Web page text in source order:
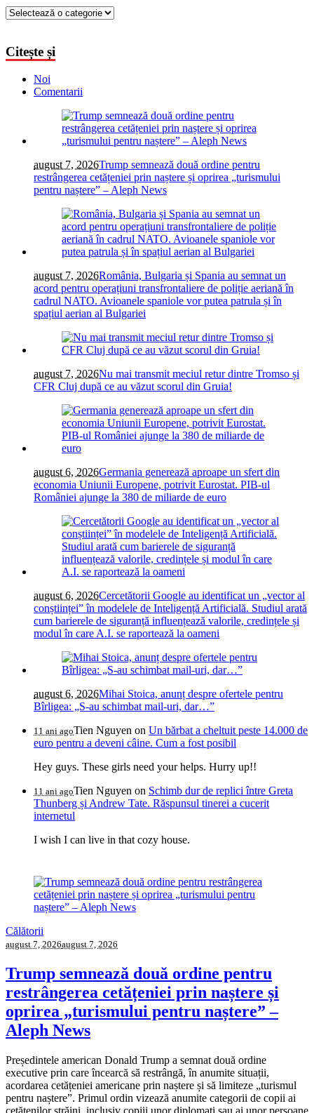
Categorii
Citește și
Noi
Comentarii
august 7, 2026Trump semnează două ordine pentru
restrângerea cetățeniei prin naștere și oprirea „turismului
pentru naștere” – Aleph News
august 7, 2026România, Bulgaria și Spania au semnat un
acord pentru operațiuni transfrontaliere de poliție aeriană în
cadrul NATO. Avioanele spaniole vor putea patrula și în
spațiul aerian al Bulgariei
august 7, 2026Nu mai transmit meciul retur dintre Tromso și
CFR Cluj după ce au văzut scorul din Gruia!
august 6, 2026Germania generează aproape un sfert din
economia Uniunii Europene, potrivit Eurostat. PIB-ul
României ajunge la 380 de miliarde de euro
august 6, 2026Cercetătorii Google au identificat un „vector al
conștiinței” în modelele de Inteligență Artificială. Studiul arată
cum barierele de siguranță influențează valorile, credințele și
modul în care A.I. se raportează la oameni
august 6, 2026Mihai Stoica, anunț despre ofertele pentru
Bîrligea: „S-au schimbat mail-uri, dar…”
11 ani agoTien Nguyen on Un bărbat a cheltuit peste 14.000 de
euro pentru a deveni câine. Cum a fost posibil
Hey guys. These girls need your helps. Hurry up!!
11 ani agoTien Nguyen on Schimb dur de replici între Greta
Thunberg și Andrew Tate. Răspunsul tinerei a cucerit
internetul
I wish I can live in that cozy house.
Călătorii
august 7, 2026august 7, 2026
Trump semnează două ordine pentru
restrângerea cetățeniei prin naștere și
oprirea „turismului pentru naștere” –
Aleph News
Președintele american Donald Trump a semnat două ordine
executive prin care încearcă să restrângă, în anumite situații,
acordarea cetățeniei americane prin naștere și să limiteze „turismul
pentru naștere”. Primul ordin vizează anumite categorii de copii ai
cetățenilor străini, inclusiv copiii unor diplomați sau ai unor persoane